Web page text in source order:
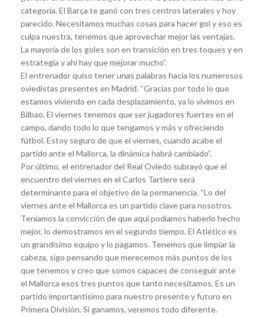
categoría. El Barça te ganó con tres centros laterales y hoy
parecido. Necesitamos muchas cosas para hacer gol y eso es
culpa nuestra, tenemos que aprovechar mejor las ventajas.
La mayoría de los goles son en transición en tres toques y en
estrategia y ahí hay que mejorar mucho”.
El entrenador quiso tener unas palabras hacia los numerosos
oviedistas presentes en Madrid. “Gracias por todo lo que
estamos viviendo en cada desplazamiento, ya lo vivimos en
Bilbao. El viernes tenemos que ser jugadores fuertes en el
campo, dando todo lo que tengamos y más y ofreciendo
fútbol. Estoy seguro de que el viernes, cuando acabe el
partido ante el Mallorca, la dinámica habrá cambiado”.
Por último, el entrenador del Real Oviedo subrayó que el
encuentro del viernes en el Carlos Tartiere será
determinante para el objetivo de la permanencia. “Lo del
viernes ante el Mallorca es un partido clave para nosotros.
Teníamos la convicción de que aquí podíamos haberlo hecho
mejor, lo demostramos en el segundo tiempo. El Atlético es
un grandísimo equipo y lo pagamos. Tenemos que limpiar la
cabeza, sigo pensando que merecemos más puntos de los
que tenemos y creo que somos capaces de conseguir ante
el Mallorca esos tres puntos que tanto necesitamos. Es un
partido importantísimo para nuestro presente y futuro en
Primera División. Si ganamos, veremos todo diferente.